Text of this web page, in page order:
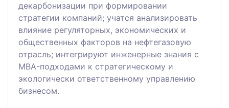
декарбонизации при формировании
стратегии компаний; учатся анализировать
влияние регуляторных, экономических и
общественных факторов на нефтегазовую
отрасль; интегрируют инженерные знания с
MBA-подходами к стратегическому и
экологически ответственному управлению
бизнесом.